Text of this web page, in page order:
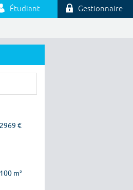
Étudiant Gestionnaire
2969 €
100 m²